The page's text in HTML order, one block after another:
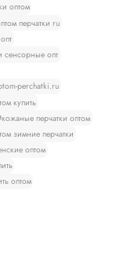
оптом
перчатки ru
сенсорные опт
perchatki.ru
купить
перчатки оптом
зимние перчатки
оптом
оптом